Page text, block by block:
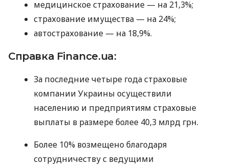
медицинское страхование — на 21,3%;
страхование имущества — на 24%;
автострахование — на 18,9%.
Справка Finance.ua:
За последние четыре года страховые
компании Украины осуществили
населению и предприятиям страховые
выплаты в размере более 40,3 млрд грн.
Более 10% возмещено благодаря
сотрудничеству с ведущими